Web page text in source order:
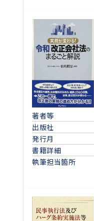
著者等
出版社
発行月
書籍詳細
執筆担当箇所